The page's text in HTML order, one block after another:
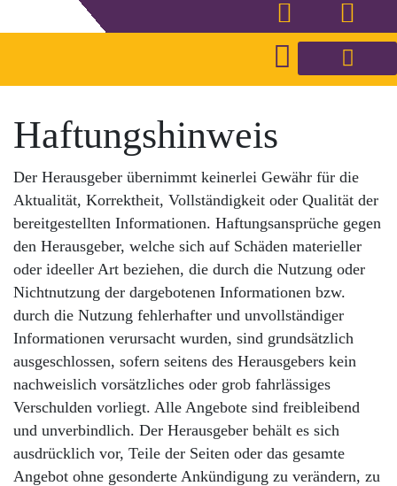
Haftungshinweis
Der Herausgeber übernimmt keinerlei Gewähr für die
Aktualität, Korrektheit, Vollständigkeit oder Qualität der
bereitgestellten Informationen. Haftungsansprüche gegen
den Herausgeber, welche sich auf Schäden materieller
oder ideeller Art beziehen, die durch die Nutzung oder
Nichtnutzung der dargebotenen Informationen bzw.
durch die Nutzung fehlerhafter und unvollständiger
Informationen verursacht wurden, sind grundsätzlich
ausgeschlossen, sofern seitens des Herausgebers kein
nachweislich vorsätzliches oder grob fahrlässiges
Verschulden vorliegt. Alle Angebote sind freibleibend
und unverbindlich. Der Herausgeber behält es sich
ausdrücklich vor, Teile der Seiten oder das gesamte
Angebot ohne gesonderte Ankündigung zu verändern, zu